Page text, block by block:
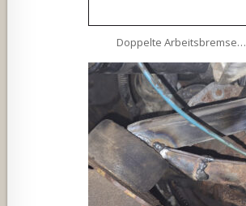
Doppelte Arbeitsbremse…